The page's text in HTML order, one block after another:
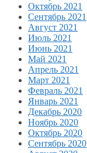
Октябрь 2021
Сентябрь 2021
Август 2021
Июль 2021
Июнь 2021
Май 2021
Апрель 2021
Март 2021
Февраль 2021
Январь 2021
Декабрь 2020
Ноябрь 2020
Октябрь 2020
Сентябрь 2020